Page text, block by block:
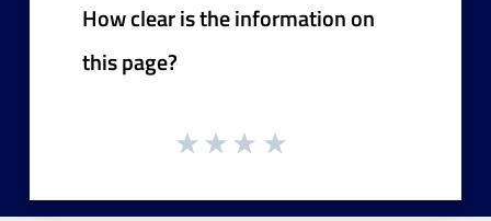
How clear is the information on
this page?